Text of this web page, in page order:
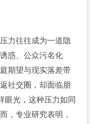
力往往成为一道隐
惑、公众污名化
期望与现实落差带
社交圈，却面临朋
眼光，这种压力如同
，专业研究表明，